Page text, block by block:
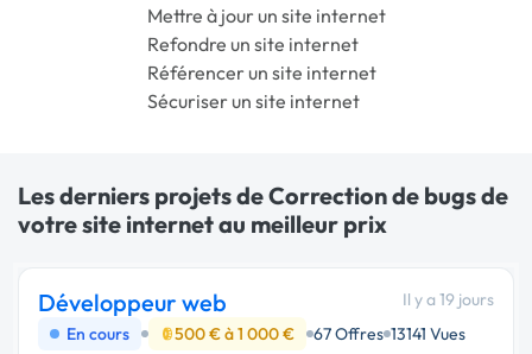
Mettre à jour un site internet
Refondre un site internet
Référencer un site internet
Sécuriser un site internet
Les derniers projets de Correction de bugs de
votre site internet au meilleur prix
Développeur web
Il y a 19 jours
En cours
500 € à 1 000 € 67 Offres 13141 Vues